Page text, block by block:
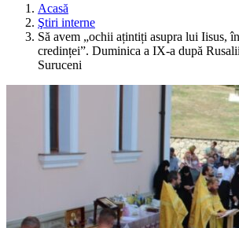
Acasă
Ştiri interne
Să avem „ochii ațintiți asupra lui Iisus,
credin­ței”. Duminica a IX-a după
Suruceni